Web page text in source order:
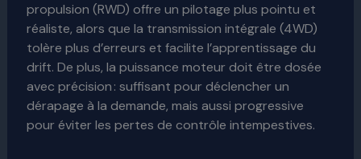
propulsion (RWD) offre un pilotage plus pointu et
réaliste, alors que la transmission intégrale (4WD)
tolère plus d’erreurs et facilite l’apprentissage du
drift. De plus, la puissance moteur doit être dosée
avec précision : suffisant pour déclencher un
dérapage à la demande, mais aussi progressive
pour éviter les pertes de contrôle intempestives.